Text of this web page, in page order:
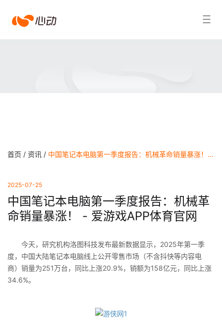
爱搜索结果
首页 / 资讯 / 中国笔记本电脑第一季度报告：机械革命销量暴涨！ - 爱游戏APP体育官网
2025-07-25
中国笔记本电脑第一季度报告：机械革
命销量暴涨！ - 爱游戏APP体育官网
今天，研究机构洛图科技发布最新数据显示，2025年第一季
度，中国大陆笔记本电脑线上公开零售市场（不含抖快等内容电
商）销量为251万台，同比上涨20.9%，销额为158亿元，同比上涨
34.6%。